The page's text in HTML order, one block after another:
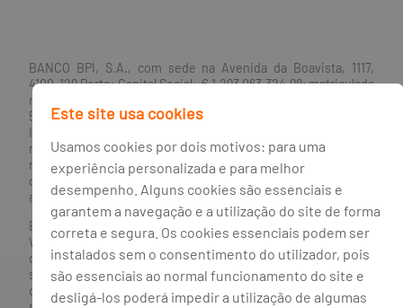
BANCO BPI, S.A., com sede na Avenida da Boavista, 1117,
4100-129 Porto; Capital Social: € 1 293 063 324,98; matriculada
na CRC Porto sob o número de matrícula PTIRNMJ 501 214
534, como o número de identificação fiscal 501 214 534.
Intermediário financeiro registado na CMVM com o n° 300 e
no Banco de Portugal sob o código n° 10. Agente de Seguros
n.º 419527591, registado junto da Autoridade de Supervisão
de Seguros e Fundos de Pensões em 21/01/2019, e autorizado
a exercer atividade nos Ramos de Seguro Vida e Não Vida.
Banco BPI ©. Todos os direitos reservados.
WebsiteAcessível.O Banco BPI não se responsabiliza por
quaisquer traduções do site efetuadas através do browser,
sendo a versão em língua portuguesa a única versão oficial,
que prevalecerá em qualquer caso. Este site encontra-se em
Este site usa cookies
Usamos cookies por dois motivos: para uma
experiência personalizada e para melhor
desempenho. Alguns cookies são essenciais e
garantem a navegação e a utilização do site de forma
correta e segura. Os cookies essenciais podem ser
instalados sem o consentimento do utilizador, pois
são essenciais ao normal funcionamento do site e
desligá-los poderá impedir a utilização de algumas